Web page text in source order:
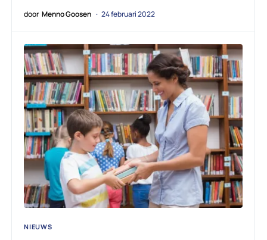
door Menno Goosen 24 februari 2022
NIEUWS